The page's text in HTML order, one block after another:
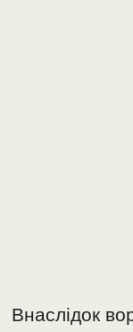
Внаслідок